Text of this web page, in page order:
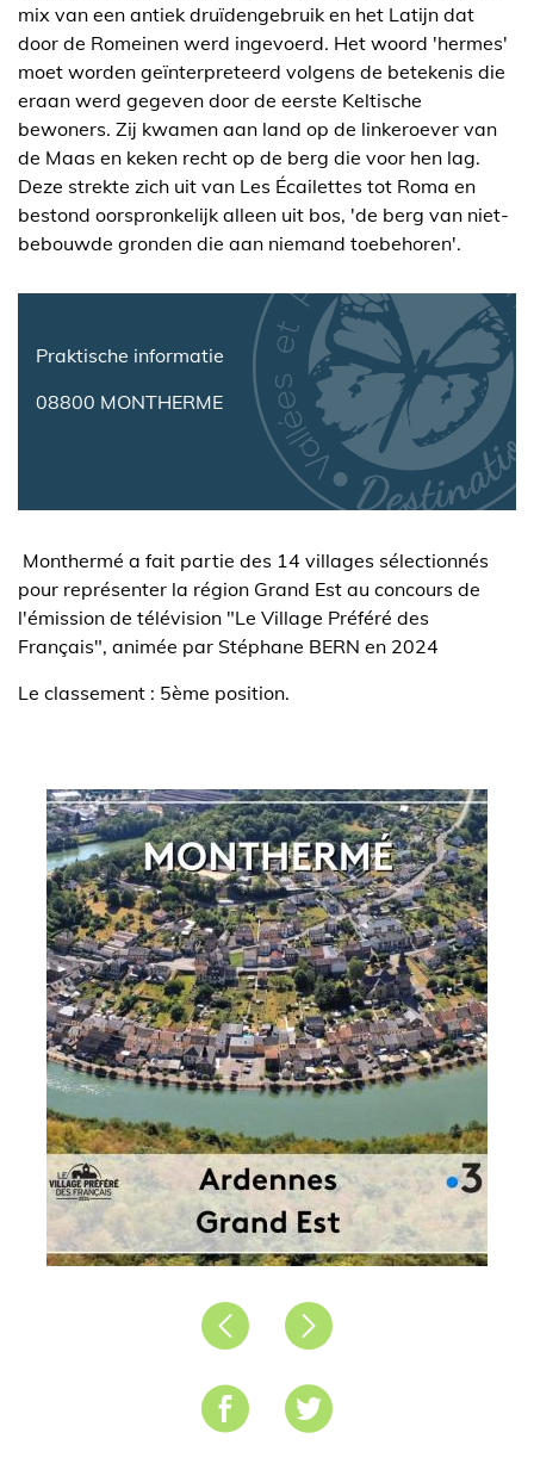
mix van een antiek druïdengebruik en het Latijn dat
door de Romeinen werd ingevoerd. Het woord 'hermes'
moet worden geïnterpreteerd volgens de betekenis die
eraan werd gegeven door de eerste Keltische
bewoners. Zij kwamen aan land op de linkeroever van
de Maas en keken recht op de berg die voor hen lag.
Deze strekte zich uit van Les Écailettes tot Roma en
bestond oorspronkelijk alleen uit bos, 'de berg van niet-
bebouwde gronden die aan niemand toebehoren'.
Praktische informatie
08800 MONTHERME
Monthermé a fait partie des 14 villages sélectionnés
pour représenter la région Grand Est au concours de
l'émission de télévision "Le Village Préféré des
Français", animée par Stéphane BERN en 2024
Le classement : 5ème position.
PrécédentSuivant